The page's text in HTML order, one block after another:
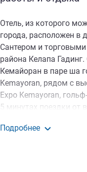
Отель, из которого
города, расположен в
Сантером и
района Келапа
Кемайоран в паре ша
Kemayoran, рядом с
Expo Kemayoran,
5 минутах поездки от
Подробнее